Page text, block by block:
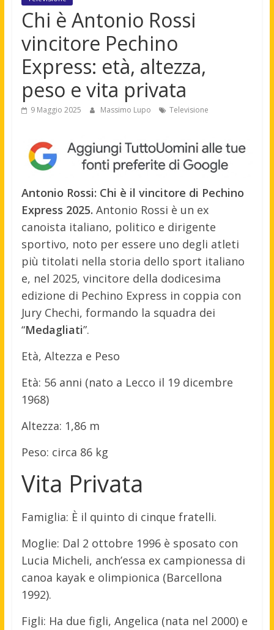
Chi è Antonio Rossi
vincitore Pechino
Express: età, altezza,
peso e vita privata
9 Maggio 2025 Massimo Lupo Televisione
Antonio Rossi: Chi è il vincitore di Pechino
Express 2025. Antonio Rossi è un ex
canoista italiano, politico e dirigente
sportivo, noto per essere uno degli atleti
più titolati nella storia dello sport italiano
e, nel 2025, vincitore della dodicesima
edizione di Pechino Express in coppia con
Jury Chechi, formando la squadra dei
“Medagliati”.
Età, Altezza e Peso
Età: 56 anni (nato a Lecco il 19 dicembre
1968)
Altezza: 1,86 m
Peso: circa 86 kg
Vita Privata
Famiglia: È il quinto di cinque fratelli.
Moglie: Dal 2 ottobre 1996 è sposato con
Lucia Micheli, anch’essa ex campionessa di
canoa kayak e olimpionica (Barcellona
1992).
Figli: Ha due figli, Angelica (nata nel 2000) e